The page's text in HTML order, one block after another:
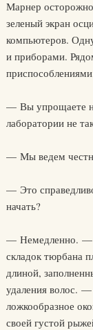
Марнер
зеленый экран
компьютеров.
и приборами.
— Вы упрощаете
лаборатории не
— Мы ведем
— Это
начать?
— Немедленно. —
складок тюрбана
длиной,
удаления волос. —
ложкообразное
своей густой